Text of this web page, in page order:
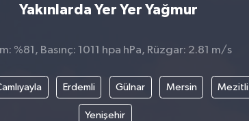
Yakınlarda Yer Yer Yağmur
%81, Basınç: 1011 hpa hPa, Rüzgar: 2.81 m/s
Erdemli Gülnar Mersin Mezitli
Yenişehir